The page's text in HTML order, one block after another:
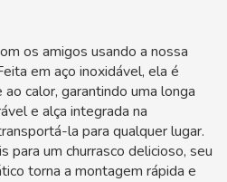
os amigos usando a nossa
em aço inoxidável, ela é
calor, garantindo uma longa
e alça integrada na
la para qualquer lugar.
para um churrasco delicioso, seu
torna a montagem rápida e